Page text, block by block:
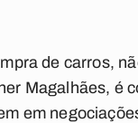
de carros,
Magalhães, é
em